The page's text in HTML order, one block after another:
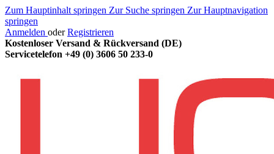
Zum Hauptinhalt springen Zur Suche springen Zur Hauptnavigation
springen
Anmelden oder Registrieren
Kostenloser Versand & Rückversand (DE)
Servicetelefon +49 (0) 3606 50 233-0